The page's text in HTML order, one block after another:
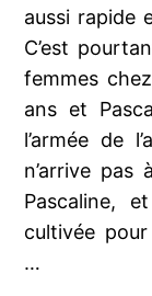
aussi rapide
C’est
femmes
ans et
l’armée de
n’arrive
Pascaline,
cultivée
…